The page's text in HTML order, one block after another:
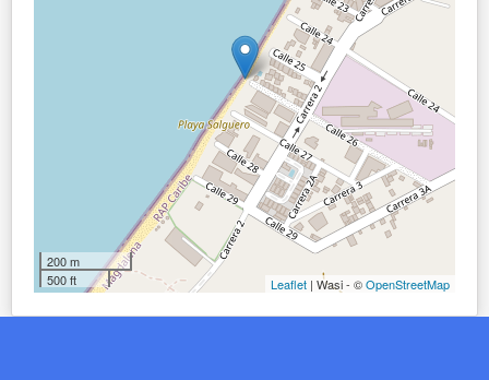
200 m
500 ft
Leaflet | Wasi - ©OpenStreetMap